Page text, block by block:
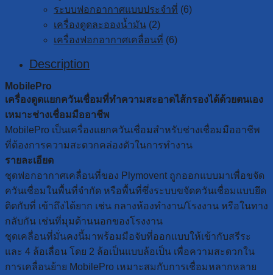
ระบบฟอกอากาศแบบประจำที่ (6)
เครื่องดูดละอองน้ำมัน (2)
เครื่องฟอกอากาศเคลื่อนที่ (6)
Description
MobilePro
เครื่องดูดแยกควันเชื่อมที่ทำความสะอาดไส้กรองได้ด้วยตนเอง
เหมาะช่างเชื่อมมืออาชีพ
MobilePro เป็นเครื่องแยกควันเชื่อมสำหรับช่างเชื่อมมืออาชีพ
ที่ต้องการความสะดวกคล่องตัวในการทำงาน
รายละเอียด
ชุดฟอกอากาศเคลื่อนที่ของ Plymovent ถูกออกแบบมาเพื่อขจัด
ควันเชื่อมในพื้นที่จำกัด หรือพื้นที่ซึ่งระบบขจัดควันเชื่อมแบบยึด
ติดกับที่ เข้าถึงได้ยาก เช่น กลางห้องทำงาน/โรงงาน หรือในทาง
กลับกัน เช่นที่มุมด้านนอกของโรงงาน
ชุดเคลื่อนที่มั่นคงนี้มาพร้อมมือจับที่ออกแบบให้เข้ากับสรีระ
และ 4 ล้อเลื่อน โดย 2 ล้อเป็นแบบล้อเป็น เพื่อความสะดวกใน
การเคลื่อนย้าย MobilePro เหมาะสมกับการเชื่อมหลากหลาย